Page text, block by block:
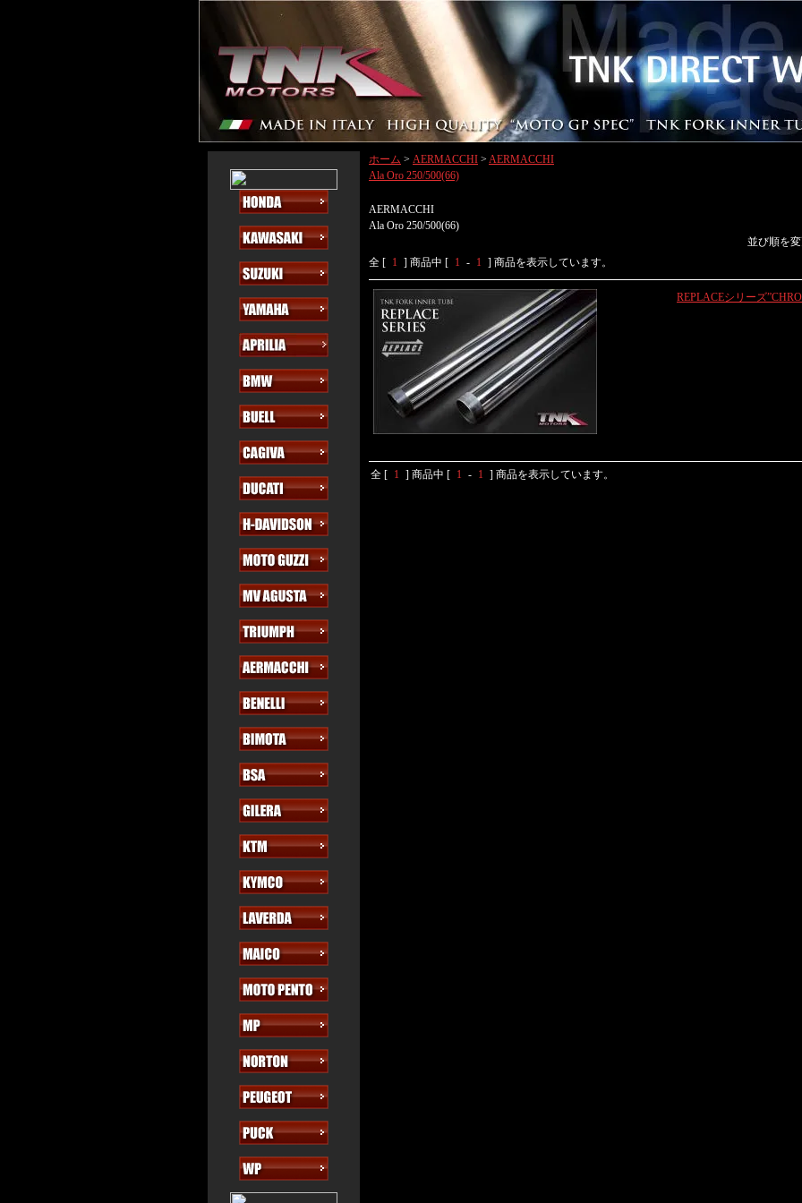
ホーム > AERMACCHI > AERMACCHI
Ala Oro 250/500(66)
AERMACCHI
Ala Oro 250/500(66)
並び順を
全 [ 1 ] 商品中 [ 1 - 1 ] 商品を表示しています。
REPLACEシリーズ
全 [ 1 ] 商品中 [ 1 - 1 ] 商品を表示しています。